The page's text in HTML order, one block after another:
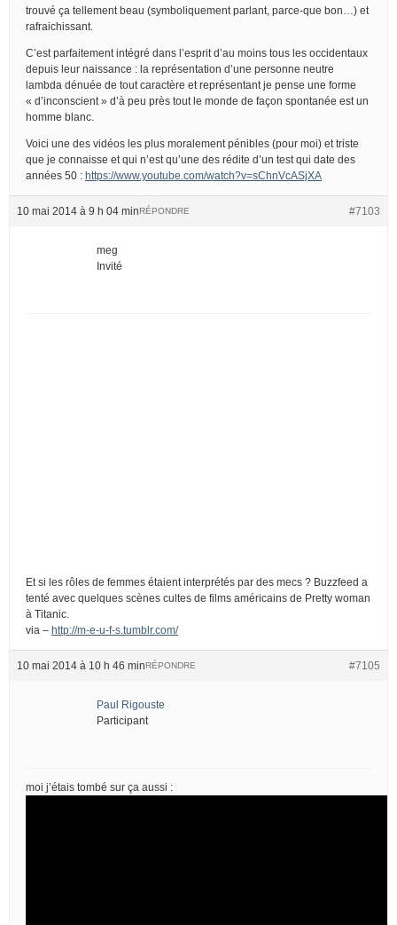
trouvé ça tellement beau (symboliquement parlant, parce-que bon…) et
rafraichissant.
C’est parfaitement intégré dans l’esprit d’au moins tous les occidentaux
depuis leur naissance : la représentation d’une personne neutre
lambda dénuée de tout caractère et représentant je pense une forme
« d’inconscient » d’à peu près tout le monde de façon spontanée est un
homme blanc.
Voici une des vidéos les plus moralement pénibles (pour moi) et triste
que je connaisse et qui n’est qu’une des rédite d’un test qui date des
années 50 : https://www.youtube.com/watch?v=sChnVcASjXA
10 mai 2014 à 9 h 04 min #7103
RÉPONDRE
meg
Invité
Et si les rôles de femmes étaient interprétés par des mecs ? Buzzfeed a
tenté avec quelques scènes cultes de films américains de Pretty woman
à Titanic.
via – http://m-e-u-f-s.tumblr.com/
10 mai 2014 à 10 h 46 min #7105
RÉPONDRE
Paul Rigouste
Participant
moi j’étais tombé sur ça aussi :